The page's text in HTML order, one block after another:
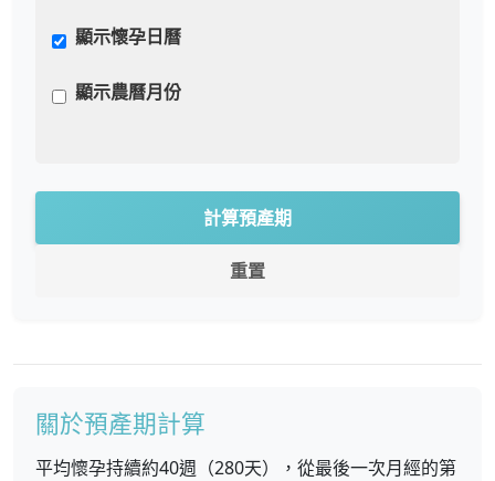
顯示懷孕日曆
顯示農曆月份
計算預產期
重置
關於預產期計算
平均懷孕持續約40週（280天），從最後一次月經的第